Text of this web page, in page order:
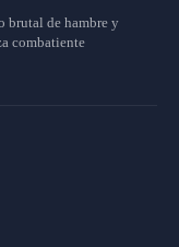
brutal de hambre y
combatiente